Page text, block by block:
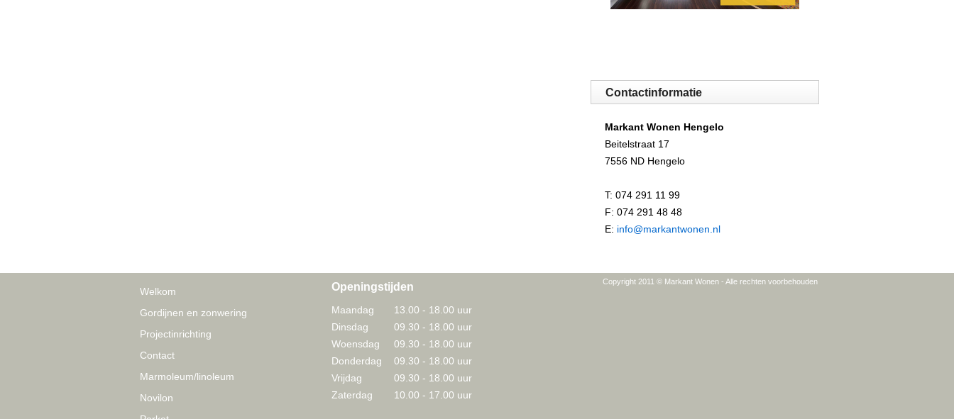
Contactinformatie
Markant Wonen Hengelo
Beitelstraat 17
7556 ND Hengelo
T: 074 291 11 99
F: 074 291 48 48
E: info@markantwonen.nl
Welkom
Gordijnen en zonwering
Projectinrichting
Contact
Marmoleum/linoleum
Novilon
Openingstijden
Maandag
Dinsdag
Woensdag
Donderdag
Vrijdag
Zaterdag
13.00 - 18.00 uur
09.30 - 18.00 uur
09.30 - 18.00 uur
09.30 - 18.00 uur
09.30 - 18.00 uur
10.00 - 17.00 uur
Copyright 2011 © Markant Wonen - Alle rechten voorbehouden